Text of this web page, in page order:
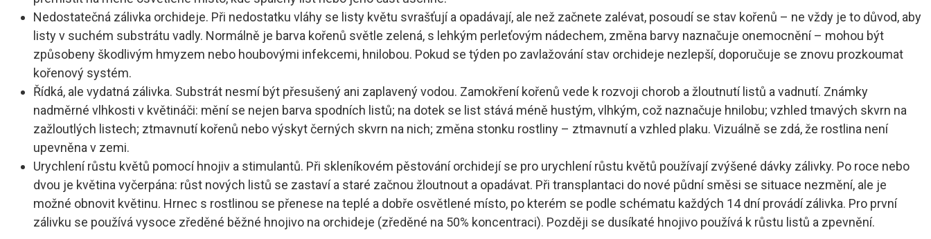
Nedostatečná zálivka orchideje. Při nedostatku vláhy se listy květu svrašťují a opadávají, ale než začnete zalévat, posoudí se stav kořenů – ne vždy je to důvod, aby
listy v suchém substrátu vadly. Normálně je barva kořenů světle zelená, s lehkým perleťovým nádechem, změna barvy naznačuje onemocnění – mohou být
způsobeny škodlivým hmyzem nebo houbovými infekcemi, hnilobou. Pokud se týden po zavlažování stav orchideje nezlepší, doporučuje se znovu prozkoumat
kořenový systém.
Řídká, ale vydatná zálivka. Substrát nesmí být přesušený ani zaplavený vodou. Zamokření kořenů vede k rozvoji chorob a žloutnutí listů a vadnutí. Známky
nadměrné vlhkosti v květináči: mění se nejen barva spodních listů; na dotek se list stává méně hustým, vlhkým, což naznačuje hnilobu; vzhled tmavých skvrn na
zažloutlých listech; ztmavnutí kořenů nebo výskyt černých skvrn na nich; změna stonku rostliny – ztmavnutí a vzhled plaku. Vizuálně se zdá, že rostlina není
upevněna v zemi.
Urychlení růstu květů pomocí hnojiv a stimulantů. Při skleníkovém pěstování orchidejí se pro urychlení růstu květů používají zvýšené dávky zálivky. Po roce nebo
dvou je květina vyčerpána: růst nových listů se zastaví a staré začnou žloutnout a opadávat. Při transplantaci do nové půdní směsi se situace nezmění, ale je
možné obnovit květinu. Hrnec s rostlinou se přenese na teplé a dobře osvětlené místo, po kterém se podle schématu každých 14 dní provádí zálivka. Pro první
zálivku se používá vysoce zředěné běžné hnojivo na orchideje (zředěné na 50% koncentraci). Později se dusíkaté hnojivo používá k růstu listů a zpevnění.